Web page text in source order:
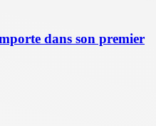
dans son premier